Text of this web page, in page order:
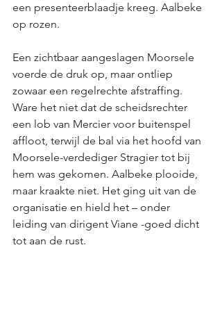
een presenteerblaadje kreeg. Aalbeke
op rozen.
Een zichtbaar aangeslagen Moorsele
voerde de druk op, maar ontliep
zowaar een regelrechte afstraffing.
Ware het niet dat de scheidsrechter
een lob van Mercier voor buitenspel
affloot, terwijl de bal via het hoofd van
Moorsele-verdediger Stragier tot bij
hem was gekomen. Aalbeke plooide,
maar kraakte niet. Het ging uit van de
organisatie en hield het – onder
leiding van dirigent Viane -goed dicht
tot aan de rust.